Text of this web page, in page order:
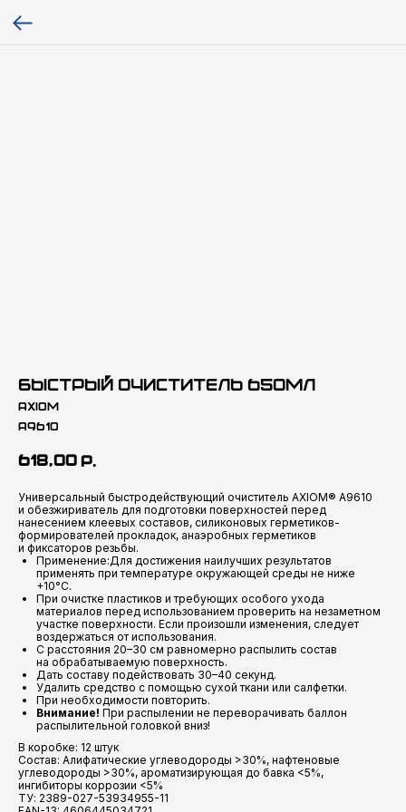
Быстрый очиститель 650мл
AXIOM
A9610
618,00 р.
Универсальный быстродействующий очиститель AXIOM® A9610
и обезжириватель для подготовки поверхностей перед
нанесением клеевых составов, силиконовых герметиков-
формирователей прокладок, анаэробных герметиков
и фиксаторов резьбы.
Применение:Для достижения наилучших результатов
применять при температуре окружающей среды не ниже
+10°С.
При очистке пластиков и требующих особого ухода
материалов перед использованием проверить на незаметном
участке поверхности. Если произошли изменения, следует
воздержаться от использования.
С расстояния 20–30 см равномерно распылить состав
на обрабатываемую поверхность.
Дать составу подействовать 30–40 секунд.
Удалить средство с помощью сухой ткани или салфетки.
При необходимости повторить.
Внимание! При распылении не переворачивать баллон
распылительной головкой вниз!
В коробке: 12 штук
Состав: Алифатические углеводороды >30%, нафтеновые
углеводороды >30%, ароматизирующая до бавка <5%,
ингибиторы коррозии <5%
ТУ: 2389-027-53934955-11